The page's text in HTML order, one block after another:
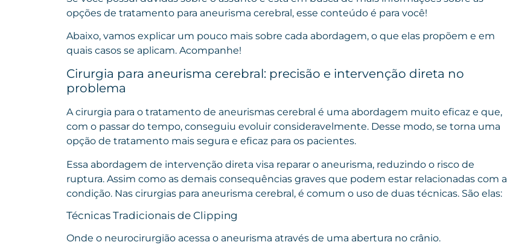
opções de tratamento para aneurisma cerebral, esse conteúdo é para você!
Abaixo, vamos explicar um pouco mais sobre cada abordagem, o que elas propõem e em
quais casos se aplicam. Acompanhe!
Cirurgia para aneurisma cerebral: precisão e intervenção direta no
problema
A cirurgia para o tratamento de aneurismas cerebral é uma abordagem muito eficaz e que,
com o passar do tempo, conseguiu evoluir consideravelmente. Desse modo, se torna uma
opção de tratamento mais segura e eficaz para os pacientes.
Essa abordagem de intervenção direta visa reparar o aneurisma, reduzindo o risco de
ruptura. Assim como as demais consequências graves que podem estar relacionadas com a
condição. Nas cirurgias para aneurisma cerebral, é comum o uso de duas técnicas. São elas:
Técnicas Tradicionais de Clipping
Onde o neurocirurgião acessa o aneurisma através de uma abertura no crânio.